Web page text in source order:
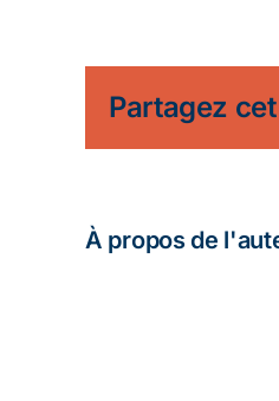
Partagez
À propos de